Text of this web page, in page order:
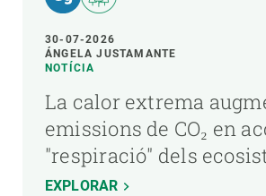
30-07-2026
ÁNGELA JUSTAMANTE
NOTÍCIA
La calor extrema
emissions de CO₂ en
"respiració" dels
EXPLORAR